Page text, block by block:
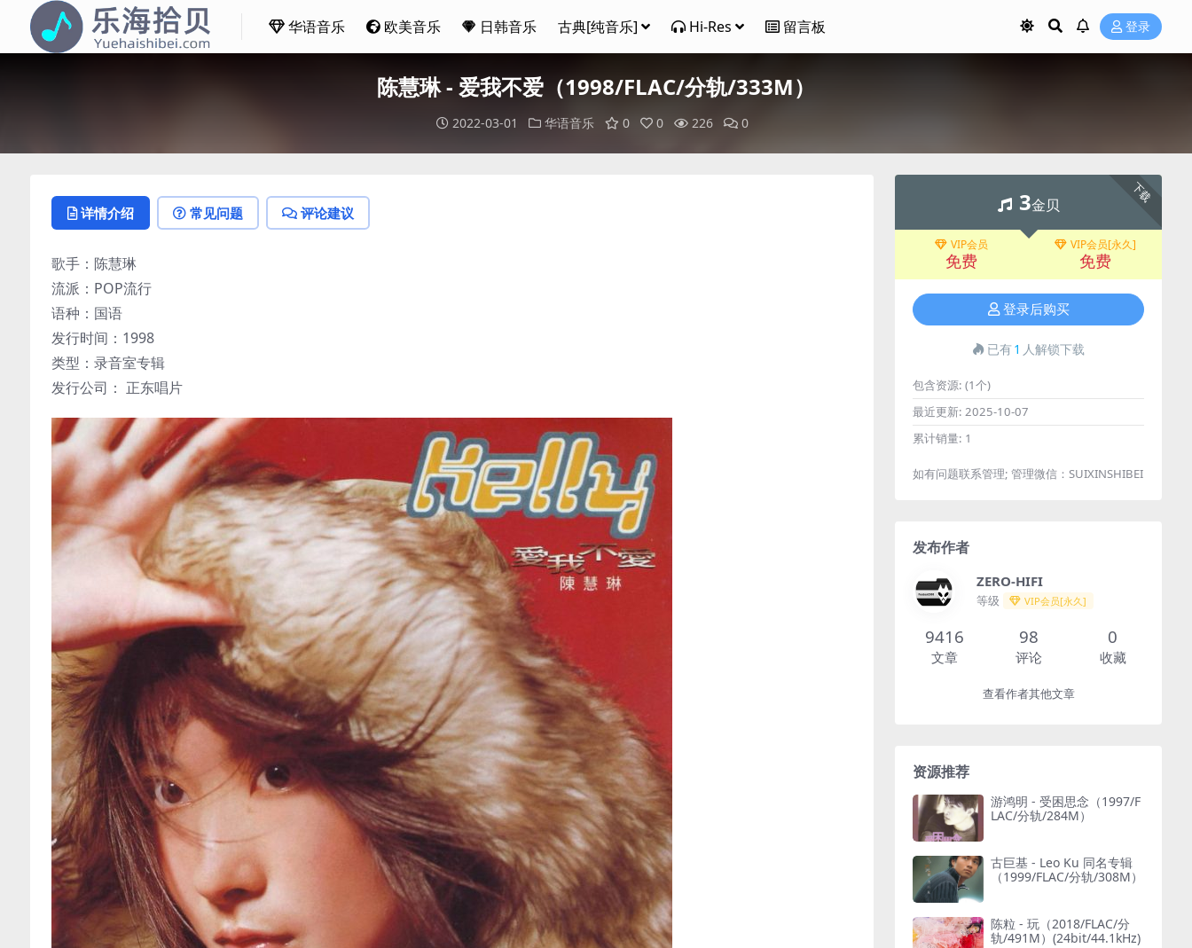
华语音乐 欧美音乐 日韩音乐 古典[纯音乐] Hi-Res 留言板 登录
陈慧琳 - 爱我不爱（1998/FLAC/分轨/333M）
2022-03-01 华语音乐 0 0 226 0
详情介绍 常见问题 评论建议
歌手：陈慧琳
流派：POP流行
语种：国语
发行时间：1998
类型：录音室专辑
发行公司： 正东唱片
下载
3金贝
VIP会员
免费
VIP会员[永久]
免费
登录后购买
已有1 人解锁下载
包含资源: (1个)
最近更新: 2025-10-07
累计销量: 1
如有问题联系管理; 管理微信：SUIXINSHIBEI
发布作者
ZERO-HIFI
等级 VIP会员[永久]
9416
文章
98
评论
0
收藏
查看作者其他文章
资源推荐
游鸿明 - 受困思念（1997/F
LAC/分轨/284M）
古巨基 - Leo Ku 同名专辑
（1999/FLAC/分轨/308M）
陈粒 - 玩（2018/FLAC/分
轨/491M）(24bit/44.1kHz)